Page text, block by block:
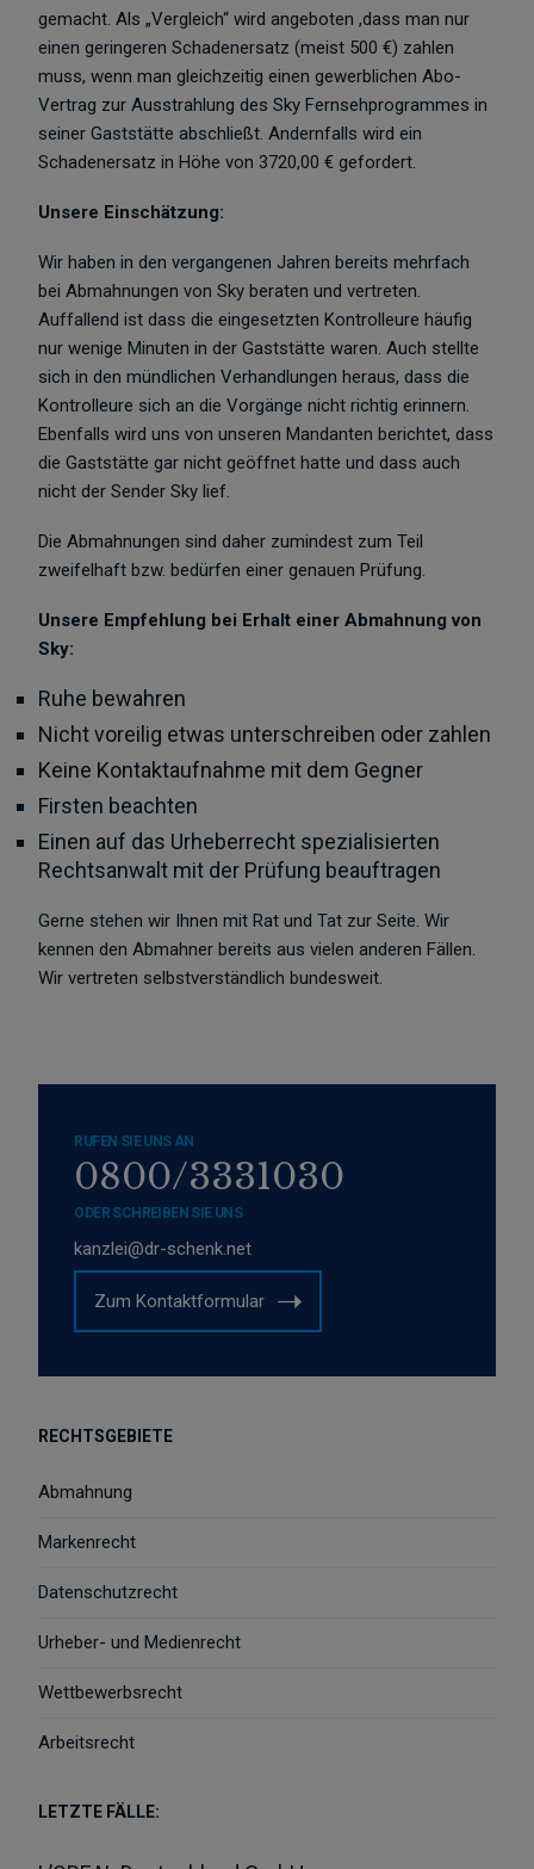
gemacht. Als „Vergleich“ wird angeboten ,dass man nur
einen geringeren Schadenersatz (meist 500 €) zahlen
muss, wenn man gleichzeitig einen gewerblichen Abo-
Vertrag zur Ausstrahlung des Sky Fernsehprogrammes in
seiner Gaststätte abschließt. Andernfalls wird ein
Schadenersatz in Höhe von 3720,00 € gefordert.
Unsere Einschätzung:
Wir haben in den vergangenen Jahren bereits mehrfach
bei Abmahnungen von Sky beraten und vertreten.
Auffallend ist dass die eingesetzten Kontrolleure häufig
nur wenige Minuten in der Gaststätte waren. Auch stellte
sich in den mündlichen Verhandlungen heraus, dass die
Kontrolleure sich an die Vorgänge nicht richtig erinnern.
Ebenfalls wird uns von unseren Mandanten berichtet, dass
die Gaststätte gar nicht geöffnet hatte und dass auch
nicht der Sender Sky lief.
Die Abmahnungen sind daher zumindest zum Teil
zweifelhaft bzw. bedürfen einer genauen Prüfung.
Unsere Empfehlung bei Erhalt einer Abmahnung von
Sky:
Ruhe bewahren
Nicht voreilig etwas unterschreiben oder zahlen
Keine Kontaktaufnahme mit dem Gegner
Firsten beachten
Einen auf das Urheberrecht spezialisierten
Rechtsanwalt mit der Prüfung beauftragen
Gerne stehen wir Ihnen mit Rat und Tat zur Seite. Wir
kennen den Abmahner bereits aus vielen anderen Fällen.
Wir vertreten selbstverständlich bundesweit.
RUFEN SIE UNS AN
0800/3331030
ODER SCHREIBEN SIE UNS
kanzlei@dr-schenk.net
Zum Kontaktformular
RECHTSGEBIETE
Abmahnung
Markenrecht
Datenschutzrecht
Urheber- und Medienrecht
Wettbewerbsrecht
Arbeitsrecht
LETZTE FÄLLE: